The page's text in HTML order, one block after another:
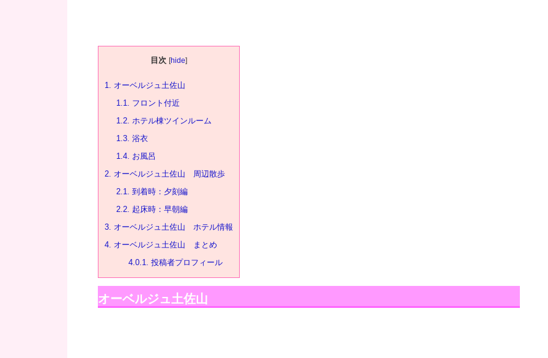
目次 [hide]
1. オーベルジュ土佐山
1.1. フロント付近
1.2. ホテル棟ツインルーム
1.3. 浴衣
1.4. お風呂
2. オーベルジュ土佐山 周辺散歩
2.1. 到着時：夕刻編
2.2. 起床時：早朝編
3. オーベルジュ土佐山 ホテル情報
4. オーベルジュ土佐山 まとめ
4.0.1. 投稿者プロフィール
オーベルジュ土佐山